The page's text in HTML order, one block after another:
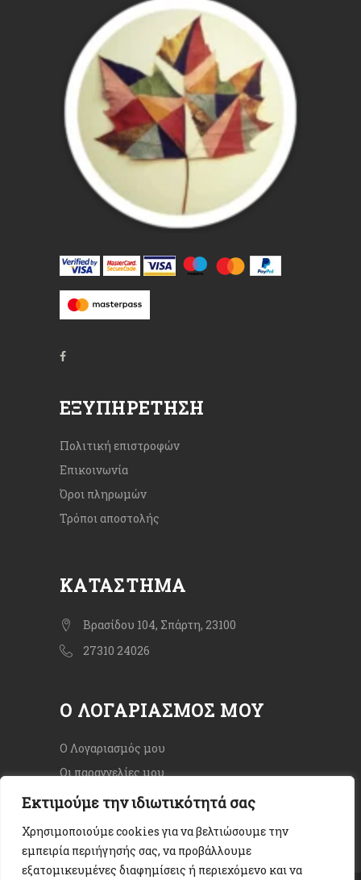
Εκτιμούμε την ιδιωτικότητά σας
Χρησιμοποιούμε cookies για να βελτιώσουμε την
εμπειρία περιήγησής σας, να προβάλλουμε
εξατομικευμένες διαφημίσεις ή περιεχόμενο και να
ΕΞΥΠΗΡΈΤΗΣΗ
Πολιτική επιστροφών
Επικοινωνία
Όροι πληρωμών
Τρόποι αποστολής
ΚΑΤΆΣΤΗΜΑ
Βρασίδου 104, Σπάρτη, 23100
27310 24026
Ο ΛΟΓΑΡΙΑΣΜΌΣ ΜΟΥ
Ο Λογαριασμός μου
Οι παραγγελίες μου